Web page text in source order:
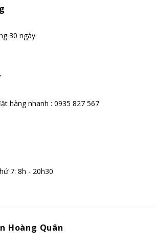
30 ngày
hàng nhanh : 0935 827 567
7: 8h - 20h30
Hoàng Quân